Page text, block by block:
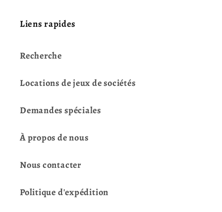
Liens rapides
Recherche
Locations de jeux de sociétés
Demandes spéciales
À propos de nous
Nous contacter
Politique d'expédition